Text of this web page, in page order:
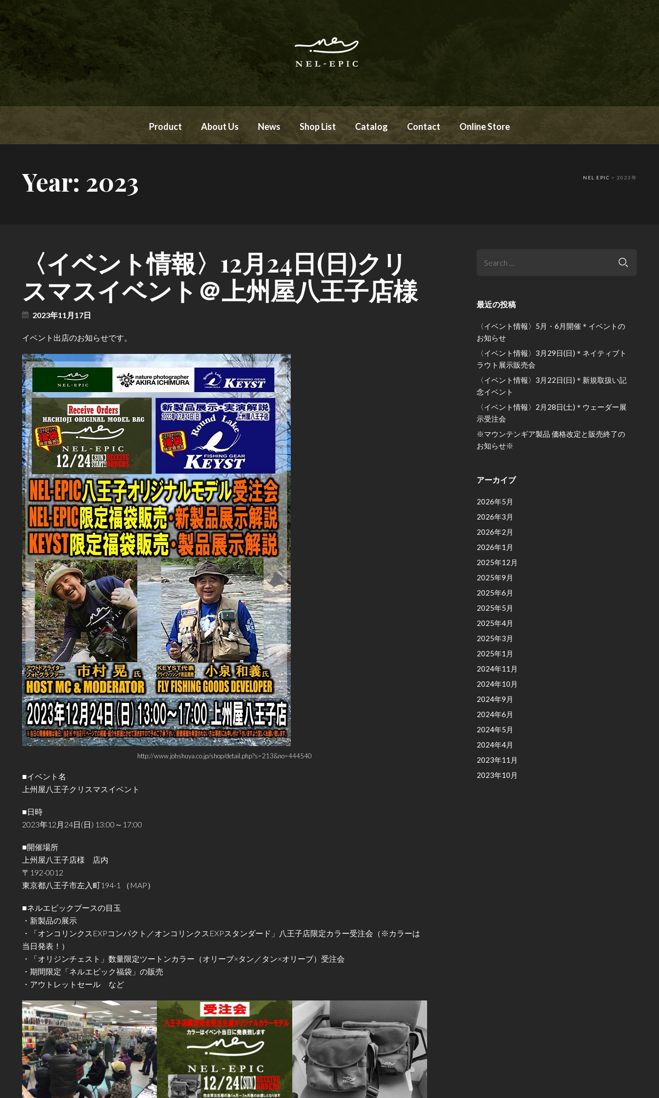
Product About Us News Shop List Catalog Contact Online Store
NEL EPIC > 2023年
Year: 2023
〈イベント情報〉12月24日(日)クリ
スマスイベント＠上州屋八王子店様
2023年11月17日
イベント出店のお知らせです。
http://www.johshuya.co.jp/shop/detail.php?s=213&no=444540
■イベント名
上州屋八王子クリスマスイベント
■日時
2023年12月24日(日) 13:00～17:00
■開催場所
上州屋八王子店様 店内
〒192-0012
東京都八王子市左入町194-1 （ MAP）
■ネルエピックブースの目玉
・新製品の展示
・「オンコリンクスEXPコンパクト／オンコリンクスEXPスタンダード」八王子店限定カラー受注会（※カラーは
当日発表！）
・「オリジンチェスト」数量限定ツートンカラー（オリーブ×タン／タン×オリーブ）受注会
・期間限定「ネルエピック福袋」の販売
・アウトレットセール など
最近の投稿
〈イベント情報〉5月・6月開催＊イベントの
お知らせ
〈イベント情報〉3月29日(日)＊ネイティブト
ラウト展示販売会
〈イベント情報〉3月22日(日)＊新規取扱い記
念イベント
〈イベント情報〉2月28日(土)＊ウェーダー展
示受注会
※マウンテンギア製品 価格改定と販売終了の
お知らせ※
アーカイブ
2026年5月
2026年3月
2026年2月
2026年1月
2025年12月
2025年9月
2025年6月
2025年5月
2025年4月
2025年3月
2025年1月
2024年11月
2024年10月
2024年9月
2024年6月
2024年5月
2024年4月
2023年11月
2023年10月